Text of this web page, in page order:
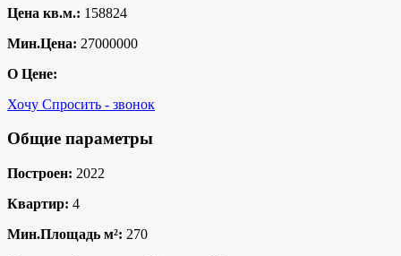
Цена кв.м.: 158824
Мин.Цена: 27000000
О Цене:
Хочу Спросить - звонок
Общие параметры
Построен: 2022
Квартир: 4
Мин.Площадь м²: 270